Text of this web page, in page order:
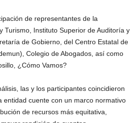
de representantes de la
Turismo, Instituto Superior de Auditoría y
de Gobierno, del Centro Estatal de
Colegio de Abogados, así como
¿Cómo Vamos?
las y los participantes coincidieron
entidad cuente con un marco normativo
de recursos más equitativa,